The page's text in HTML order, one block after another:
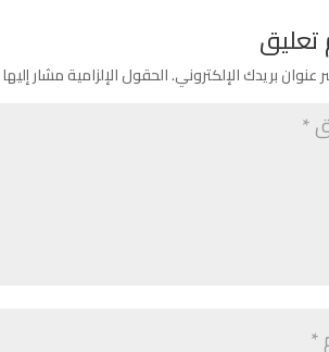
تعليق
عنوان بريدك الإلكتروني.الحقول الإلزامية مشار